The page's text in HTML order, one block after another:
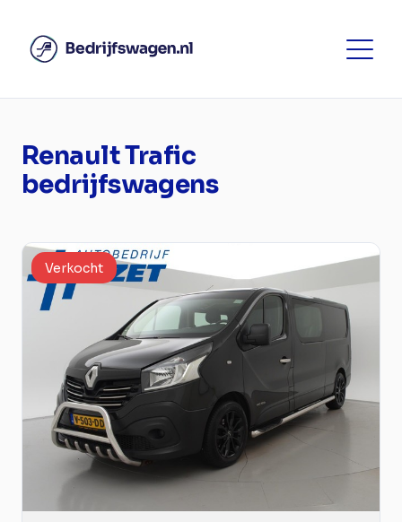
Renault Trafic
bedrijfswagens
Verkocht